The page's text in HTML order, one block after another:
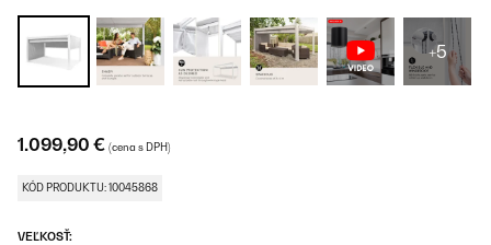
+5
1.099,90 € (cena s DPH)
KÓD PRODUKTU: 10045868
VEĽKOSŤ: